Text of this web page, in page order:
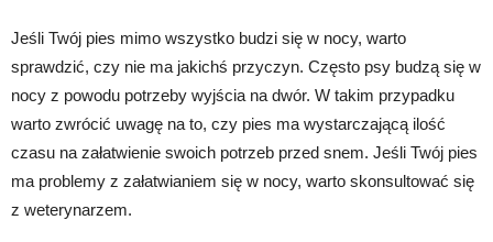
Jeśli Twój pies mimo wszystko budzi się w nocy, warto
sprawdzić, czy nie ma jakichś przyczyn. Często psy budzą się w
nocy z powodu potrzeby wyjścia na dwór. W takim przypadku
warto zwrócić uwagę na to, czy pies ma wystarczającą ilość
czasu na załatwienie swoich potrzeb przed snem. Jeśli Twój pies
ma problemy z załatwianiem się w nocy, warto skonsultować się
z weterynarzem.